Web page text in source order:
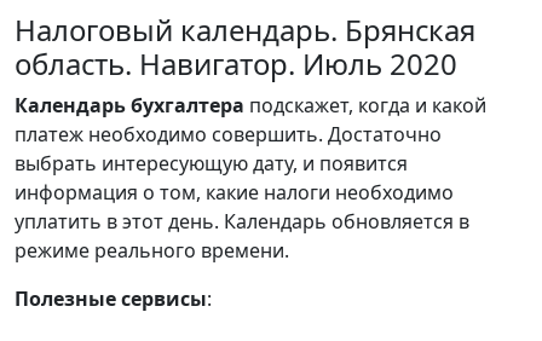
Налоговый календарь. Брянская
область. Навигатор. Июль 2020
Календарьбухгалтера подскажет, когда и какой
платеж необходимо совершить. Достаточно
выбрать интересующую дату, и появится
информация о том, какие налоги необходимо
уплатить в этот день. Календарь обновляется в
режиме реального времени.
Полезные сервисы: